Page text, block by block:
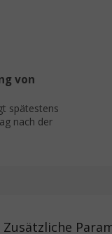
von
spätestens
nach der
Zusätzliche